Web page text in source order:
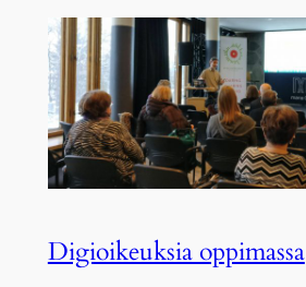
Digioikeuksia oppimassa